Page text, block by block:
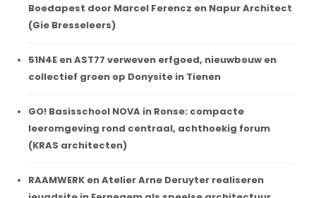
Boedapest door Marcel Ferencz en Napur Architect
(Gie Bresseleers)
51N4E en AST77 verweven erfgoed, nieuwbouw en
collectief groen op Donysite in Tienen
GO! Basisschool NOVA in Ronse: compacte
leeromgeving rond centraal, achthoekig forum
(KRAS architecten)
RAAMWERK en Atelier Arne Deruyter realiseren